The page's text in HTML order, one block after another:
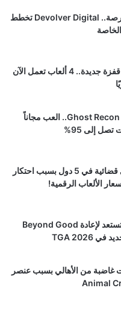
بعد سنوات في البورصة.. Devolver Digital تخطط
محاكي PS5 يحقق قفزة جديدة.. 4 ألعاب تعمل الآن
أفضل وقت لعشاق Ghost Recon.. العب مجاناً
إلى 95%
سوني تواجه دعاوى قضائية في 5 دول بسبب احتكار
الألعاب الرقمية!
إشاعة: يوبيسوفت تستعد لإعادة Beyond Good
غاضبة من الأهالي بسبب عنصر